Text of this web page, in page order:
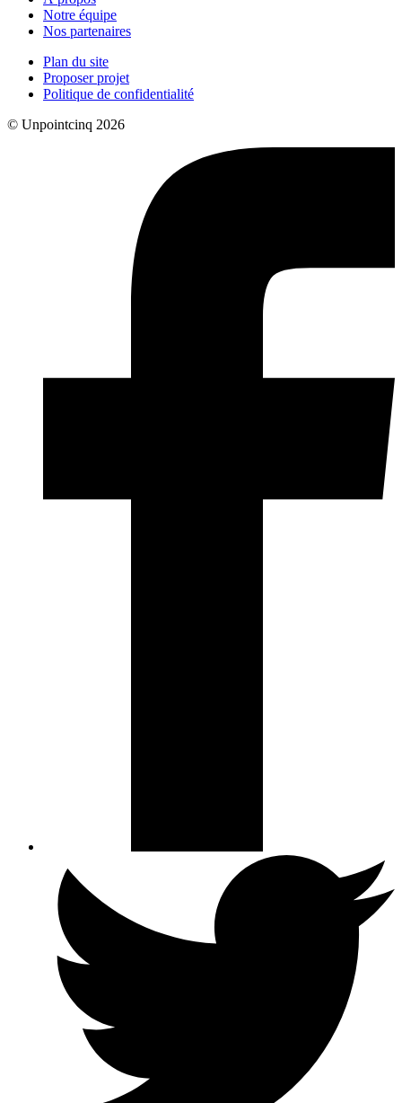
Notre équipe
Nos partenaires
Plan du site
Proposer projet
Politique de confidentialité
© Unpointcinq 2026